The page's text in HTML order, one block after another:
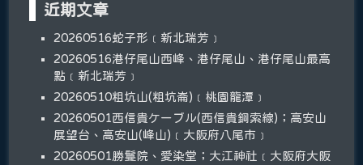
近期文章
20260516蛇子形﹝新北瑞芳﹞
20260516港仔尾山西峰、港仔尾山、港仔尾山最高
點﹝新北瑞芳﹞
20260510粗坑山(粗坑崙)﹝桃園龍潭﹞
20260501西信貴ケーブル(西信貴鋼索線)；高安山
展望台、高安山(峰山)﹝大阪府八尾市﹞
20260501勝鬘院、愛染堂；大江神社﹝大阪府大阪